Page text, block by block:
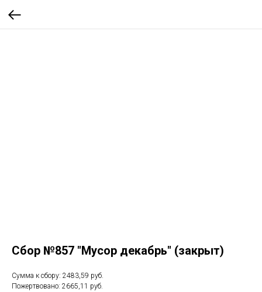
Сбор №857 "Мусор декабрь" (закрыт)
Сумма к сбору: 2483,59 руб.
Пожертвовано: 2665,11 руб.